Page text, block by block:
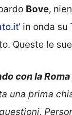
Bove,
‘ in onda su
Queste le
con la
una prima